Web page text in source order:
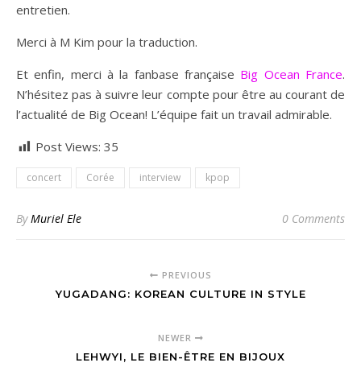
entretien.
Merci à M Kim pour la traduction.
Et enfin, merci à la fanbase française Big Ocean France.
N’hésitez pas à suivre leur compte pour être au courant de
l’actualité de Big Ocean! L’équipe fait un travail admirable.
Post Views: 35
concert Corée interview kpop
ByMuriel Ele 0 Comments
PREVIOUS
YUGADANG: KOREAN CULTURE IN STYLE
NEWER
LEHWYI, LE BIEN-ÊTRE EN BIJOUX